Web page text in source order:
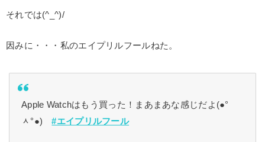
それでは(^_^)/
因みに・・・私のエイプリルフールねた。
Apple Watchはもう買った！まあまあな感じだよ(●°
ᆺ°●)#エイプリルフール